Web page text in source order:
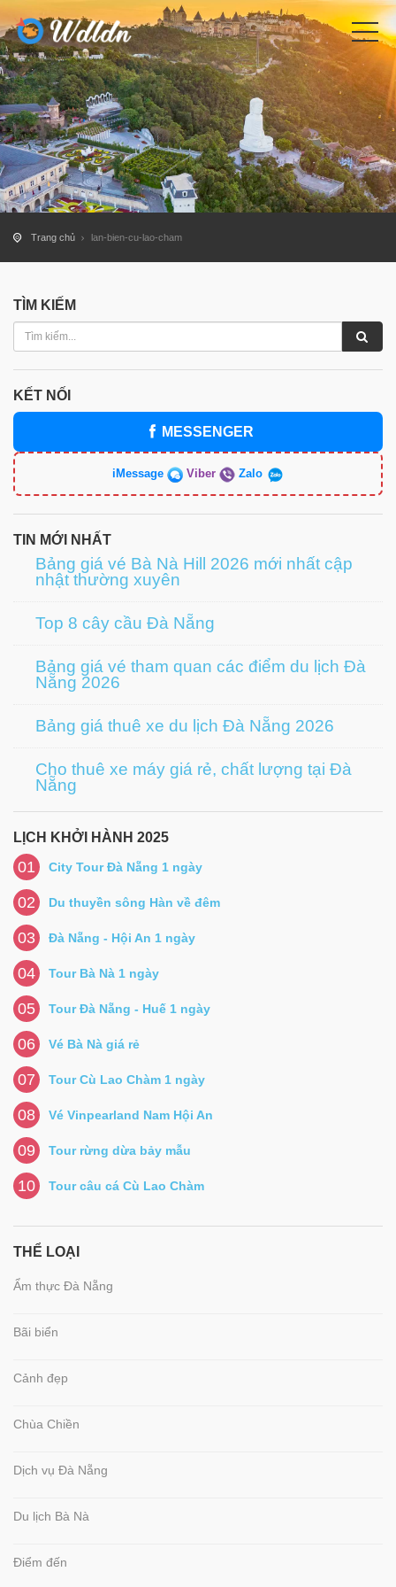
Trang chủ lan-bien-cu-lao-cham
TÌM KIẾM
KẾT NỐI
MESSENGER
iMessage Viber Zalo
TIN MỚI NHẤT
Bảng giá vé Bà Nà Hill 2026 mới nhất cập
nhật thường xuyên
Top 8 cây cầu Đà Nẵng
Bảng giá vé tham quan các điểm du lịch Đà
Nẵng 2026
Bảng giá thuê xe du lịch Đà Nẵng 2026
Cho thuê xe máy giá rẻ, chất lượng tại Đà
Nẵng
LỊCH KHỞI HÀNH 2025
01 City Tour Đà Nẵng 1 ngày
02 Du thuyền sông Hàn về đêm
03 Đà Nẵng - Hội An 1 ngày
04 Tour Bà Nà 1 ngày
05 Tour Đà Nẵng - Huế 1 ngày
06 Vé Bà Nà giá rẻ
07 Tour Cù Lao Chàm 1 ngày
08 Vé Vinpearland Nam Hội An
09 Tour rừng dừa bảy mẫu
10 Tour câu cá Cù Lao Chàm
THỂ LOẠI
Ẩm thực Đà Nẵng
Bãi biển
Cảnh đẹp
Chùa Chiền
Dịch vụ Đà Nẵng
Du lịch Bà Nà
Điểm đến